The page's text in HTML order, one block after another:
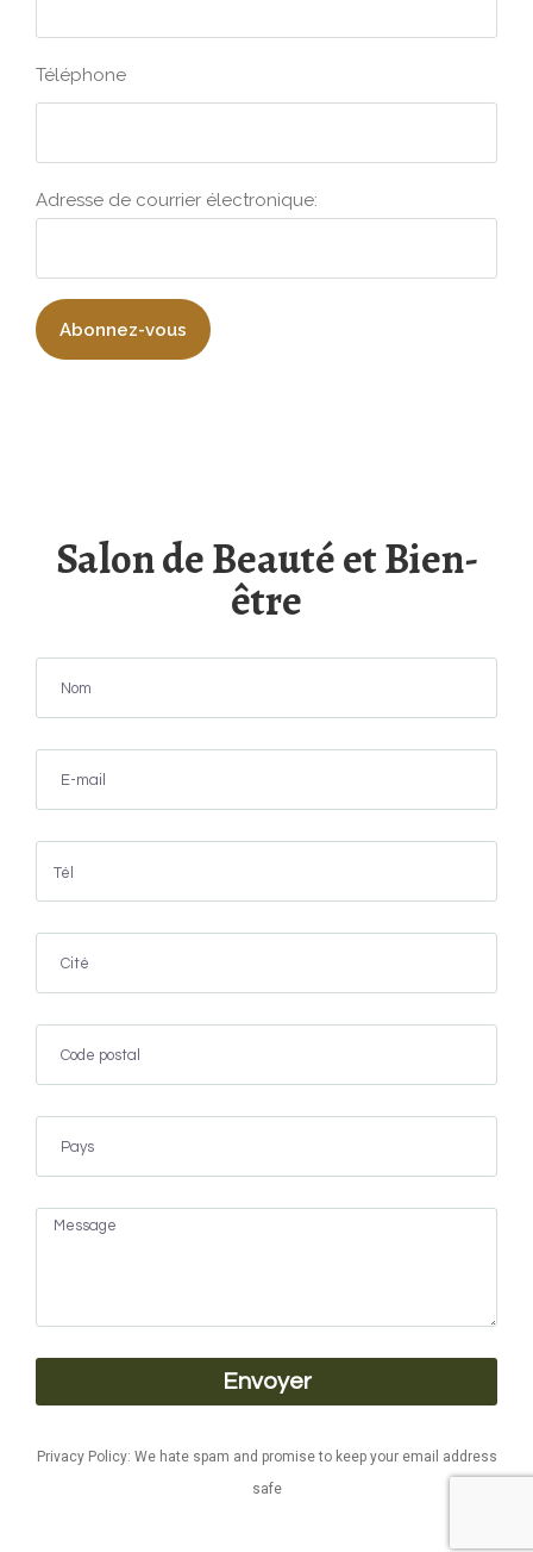
Téléphone
Adresse de courrier électronique:
Salon de Beauté et Bien-
être
Envoyer
Privacy Policy: We hate spam and promise to keep your email address
safe